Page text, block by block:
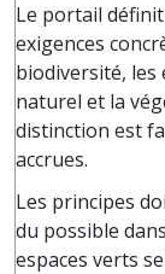
Le portail
exigences
biodiversité, les
naturel et la
distinction est
accrues.
Les principes
du possible
espaces verts